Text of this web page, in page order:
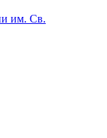
им. Св.